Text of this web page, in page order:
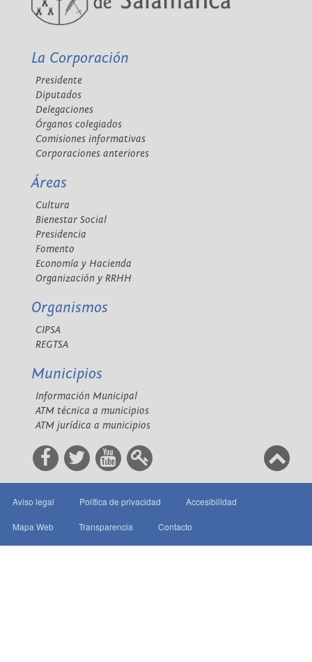
La Corporación
Presidente
Diputados
Delegaciones
Órganos colegiados
Comisiones informativas
Corporaciones anteriores
Áreas
Cultura
Bienestar Social
Presidencia
Fomento
Economía y Hacienda
Organización y RRHH
Organismos
CIPSA
REGTSA
Municipios
Información Municipal
ATM técnica a municipios
ATM jurídica a municipios
Aviso legal Política de privacidad Accesibilidad
Mapa Web Transparencia Contacto